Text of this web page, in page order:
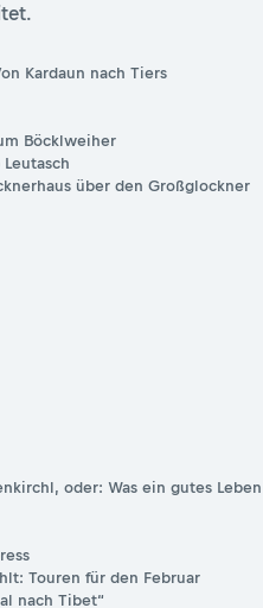
Kardaun nach Tiers
Böcklweiher
über den Großglockner
oder: Was ein gutes Leben
Touren für den Februar
nach Tibet“